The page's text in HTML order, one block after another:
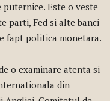
Este o veste
parti, Fed si alte banci
fapt politica monetara.
o examinare atenta si
din